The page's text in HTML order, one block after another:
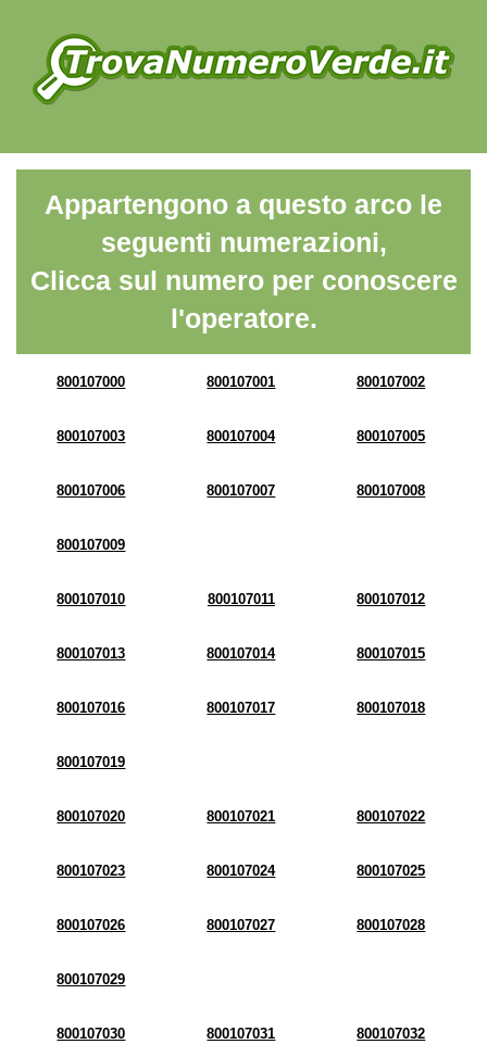
Appartengono a questo arco le
seguenti numerazioni,
Clicca sul numero per conoscere
l'operatore.
800107000 800107001 800107002
800107003 800107004 800107005
800107006 800107007 800107008
800107009
800107010 800107011 800107012
800107013 800107014 800107015
800107016 800107017 800107018
800107019
800107020 800107021 800107022
800107023 800107024 800107025
800107026 800107027 800107028
800107029
800107030 800107031 800107032